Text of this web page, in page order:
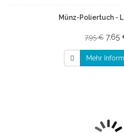
Münz-Poliertuch -
7,95 € 7,65
Mehr